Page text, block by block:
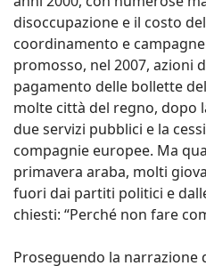
disoccupazione e il costo
coordinamento e
promosso, nel 2007, azioni
pagamento delle bollette
molte città del regno, dopo
due servizi pubblici e la
compagnie europee. Ma
primavera araba, molti
fuori dai partiti politici e
chiesti: “Perché non fare
Proseguendo la narrazione